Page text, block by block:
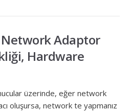
Adaptor
Hardware
üzerinde, eğer network
oluşursa, network te yapmanız